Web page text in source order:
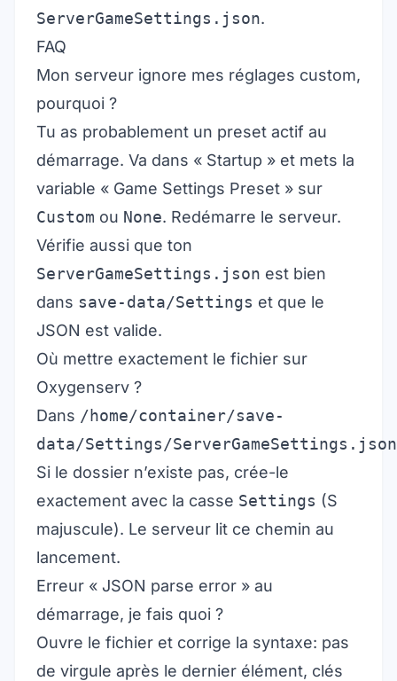
ServerGameSettings.json.
FAQ
Mon serveur ignore mes réglages custom,
pourquoi ?
Tu as probablement un preset actif au
démarrage. Va dans « Startup » et mets la
variable « Game Settings Preset » sur
Custom ou None. Redémarre le serveur.
Vérifie aussi que ton
ServerGameSettings.json est bien
dans save-data/Settings et que le
JSON est valide.
Où mettre exactement le fichier sur
Oxygenserv ?
Dans /home/container/save-
data/Settings/ServerGameSettings.json
Si le dossier n’existe pas, crée-le
exactement avec la casse Settings (S
majuscule). Le serveur lit ce chemin au
lancement.
Erreur « JSON parse error » au
démarrage, je fais quoi ?
Ouvre le fichier et corrige la syntaxe: pas
de virgule après le dernier élément, clés